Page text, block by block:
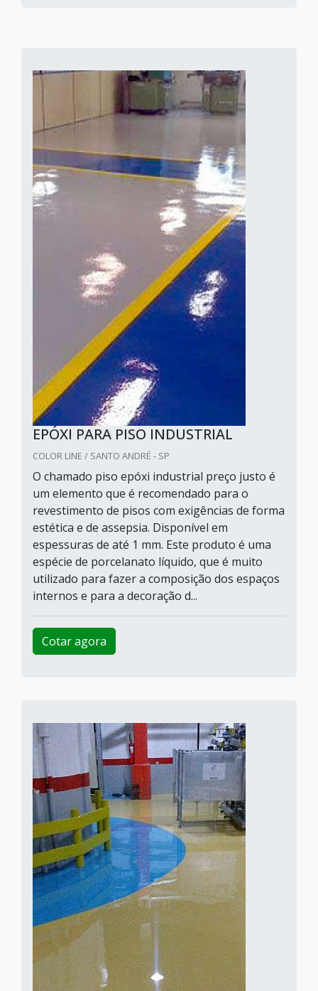
EPÓXI PARA PISO INDUSTRIAL
COLOR LINE / SANTO ANDRÉ - SP
O chamado piso epóxi industrial preço justo é
um elemento que é recomendado para o
revestimento de pisos com exigências de forma
estética e de assepsia. Disponível em
espessuras de até 1 mm. Este produto é uma
espécie de porcelanato líquido, que é muito
utilizado para fazer a composição dos espaços
internos e para a decoração d...
Cotar agora